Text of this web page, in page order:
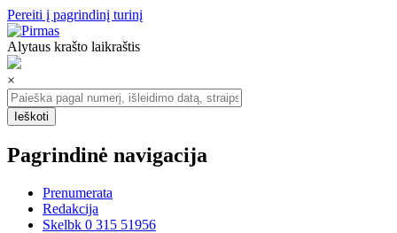
Pereiti į pagrindinį turinį
Alytaus krašto laikraštis
×
Pagrindinė navigacija
Prenumerata
Redakcija
Skelbk 0 315 51956